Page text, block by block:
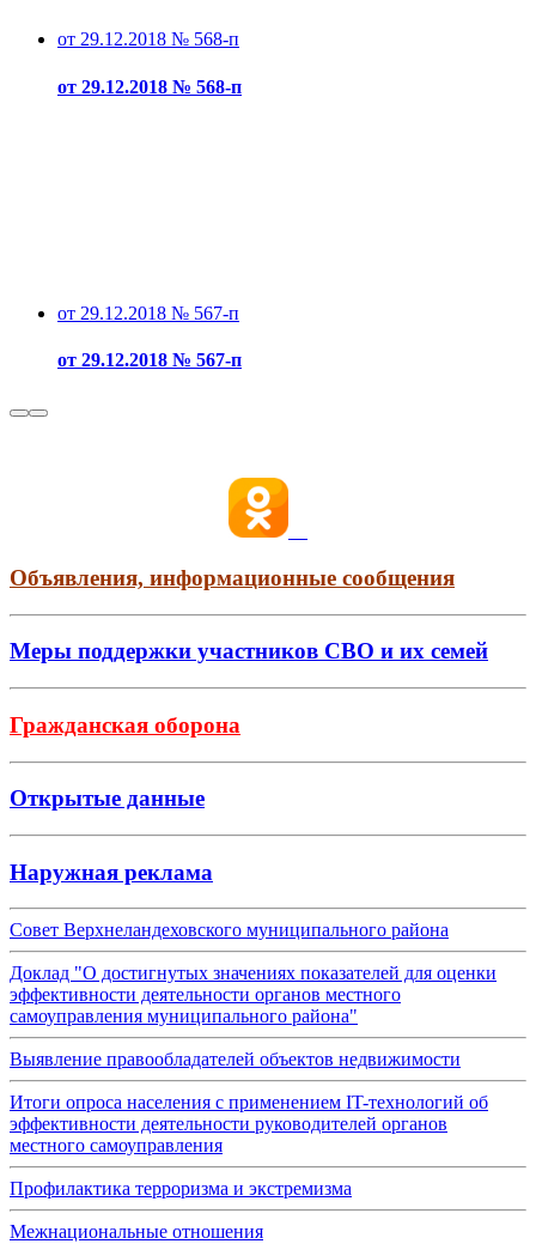
от 29.12.2018 № 568-п
от 29.12.2018 № 568-п
от 29.12.2018 № 567-п
от 29.12.2018 № 567-п
Объявления, информационные сообщения
Меры поддержки участников СВО и их семей
Гражданская оборона
Открытые данные
Наружная реклама
Совет Верхнеландеховского муниципального района
Доклад "О достигнутых значениях показателей для оценки
эффективности деятельности органов местного
самоуправления муниципального района"
Выявление правообладателей объектов недвижимости
Итоги опроса населения с применением IT-технологий об
эффективности деятельности руководителей органов
местного самоуправления
Профилактика терроризма и экстремизма
Межнациональные отношения